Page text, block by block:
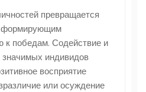
превращается
к победам. Содействие и
значимых индивидов
восприятие
или осуждение